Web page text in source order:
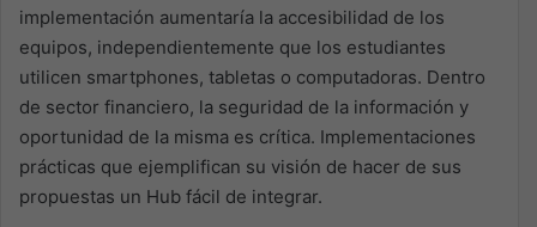
implementación aumentaría la accesibilidad de los
equipos, independientemente que los estudiantes
utilicen smartphones, tabletas o computadoras. Dentro
de sector financiero, la seguridad de la información y
oportunidad de la misma es crítica. Implementaciones
prácticas que ejemplifican su visión de hacer de sus
propuestas un Hub fácil de integrar.